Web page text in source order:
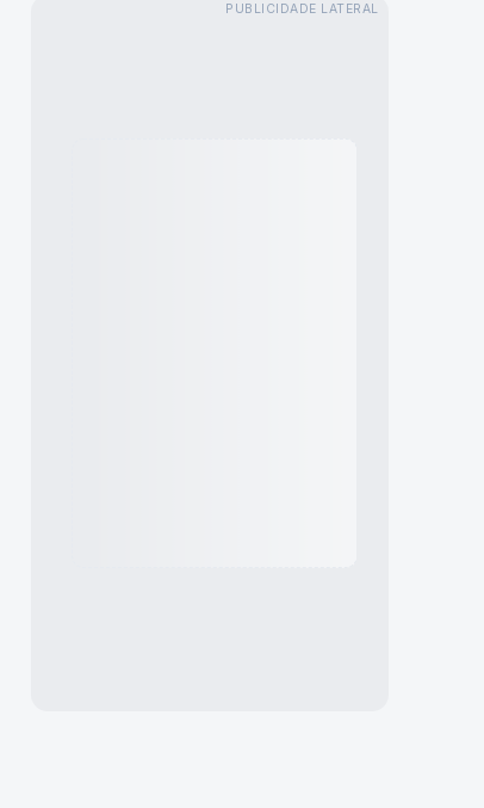
PUBLICIDADE LATERAL